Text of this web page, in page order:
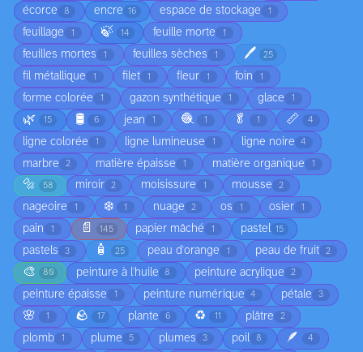
écorce 8 encre 16 espace de stockage 1
feuillage 1 🍃 14 feuille morte 1
feuilles mortes 1 feuilles sèches 1 🖊️ 25
fil métallique 1 filet 1 fleur 1 foin 1
forme colorée 1 gazon synthétique 1 glace 1
🌿 15 🛢️ 6 jean 1 🧶 1 🥬 1 📏 4
ligne colorée 1 ligne lumineuse 1 ligne noire 4
marbre 2 matière épaisse 1 matière organique 1
🔩 58 miroir 2 moisissure 1 mousse 2
nageoire 1 ❄️ 1 nuage 2 os 1 osier 1
pain 1 📄 145 papier mâché 1 pastel 15
pastels 3 🧴 25 peau d'orange 1 peau de fruit 2
🎨 80 peinture à l'huile 8 peinture acrylique 2
peinture épaisse 1 peinture numérique 4 pétale 3
🌸 1 🪨 17 plante 6 ♻️ 11 plâtre 2
plomb 1 plume 5 plumes 3 poil 8 🪶 4